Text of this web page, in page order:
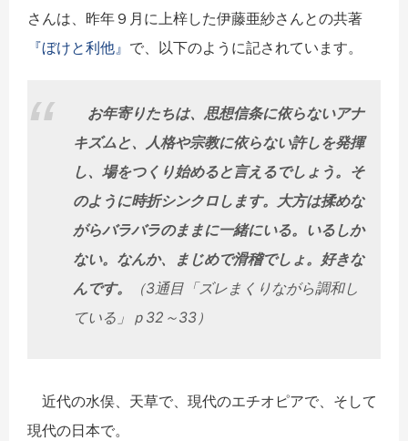
さんは、昨年９月に上梓した伊藤亜紗さんとの共著
『ぼけと利他』 で、以下のように記されています。
お年寄りたちは、思想信条に依らないアナ
キズムと、人格や宗教に依らない許しを発揮
し、場をつくり始めると言えるでしょう。そ
のように時折シンクロします。大方は揉めな
がらバラバラのままに一緒にいる。いるしか
ない。なんか、まじめで滑稽でしょ。好きな
んです。
（3通目「ズレまくりながら調和し
ている」ｐ32～33）
近代の水俣、天草で、現代のエチオピアで、そして
現代の日本で。